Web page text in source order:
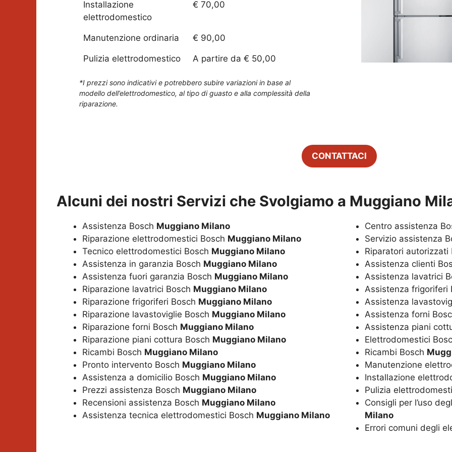
Installazione
elettrodomestico
€ 70,00
Manutenzione ordinaria € 90,00
Pulizia elettrodomestico A partire da € 50,00
*I prezzi sono indicativi e potrebbero subire variazioni in base al
modello dell’elettrodomestico, al tipo di guasto e alla complessità della
riparazione.
CONTATTACI
Alcuni dei nostri Servizi che Svolgiamo a Muggiano
Assistenza Bosch Muggiano Milano
Riparazione elettrodomestici Bosch Muggiano Milano
Tecnico elettrodomestici Bosch Muggiano Milano
Assistenza in garanzia Bosch Muggiano Milano
Assistenza fuori garanzia Bosch Muggiano Milano
Riparazione lavatrici Bosch Muggiano Milano
Riparazione frigoriferi Bosch Muggiano Milano
Riparazione lavastoviglie Bosch Muggiano Milano
Riparazione forni Bosch Muggiano Milano
Riparazione piani cottura Bosch Muggiano Milano
Ricambi Bosch Muggiano Milano
Pronto intervento Bosch Muggiano Milano
Assistenza a domicilio Bosch Muggiano Milano
Prezzi assistenza Bosch Muggiano Milano
Recensioni assistenza Bosch Muggiano Milano
Assistenza tecnica elettrodomestici Bosch Muggiano Milano
Centro assistenza
Servizio assistenza
Riparatori
Assistenza clienti
Assistenza lavatrici
Assistenza frigoriferi
Assistenza
Assistenza forni
Assistenza piani
Elettrodomestici
Ricambi Bosch
Manutenzione
Installazione
Pulizia
Consigli per l’uso
Milano
Errori comuni degli